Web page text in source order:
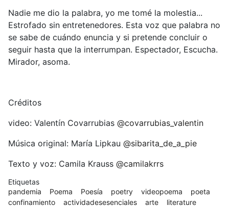
Nadie me dio la palabra, yo me tomé la molestia...
Estrofado sin entretenedores. Esta voz que palabra no
se sabe de cuándo enuncia y si pretende concluir o
seguir hasta que la interrumpan. Espectador, Escucha.
Mirador, asoma.
Créditos
video: Valentín Covarrubias @covarrubias_valentin
Música original: María Lipkau @sibarita_de_a_pie
Texto y voz: Camila Krauss @camilakrrs
Etiquetas
pandemia
Poema Poesía poetry videopoema
poeta
confinamiento
actividadesesenciales arte
literature